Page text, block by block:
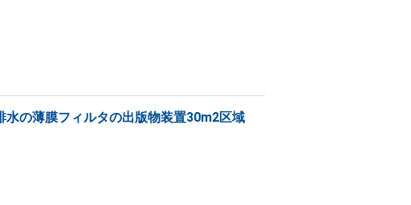
の薄膜フィルタの出版物装置30m2区域